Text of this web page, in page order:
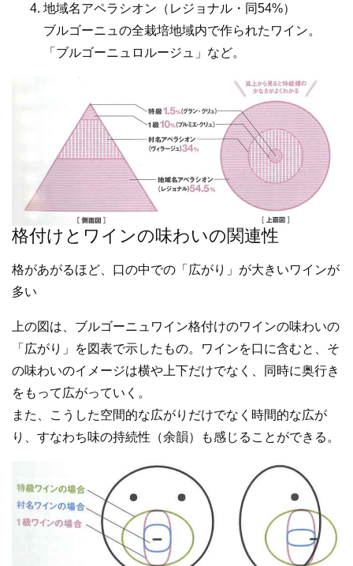
地域名アペラシオン（レジョナル・同54%）
ブルゴーニュの全栽培地域内で作られたワイン。
「ブルゴーニュロルージュ」など。
格付けとワインの味わいの関連性
格があがるほど、口の中での「広がり」が大きいワインが
多い
上の図は、ブルゴーニュワイン格付けのワインの味わいの
「広がり」を図表で示したもの。ワインを口に含むと、そ
の味わいのイメージは横や上下だけでなく、同時に奥行き
をもって広がっていく。
また、こうした空間的な広がりだけでなく時間的な広が
り、すなわち味の持続性（余韻）も感じることができる。